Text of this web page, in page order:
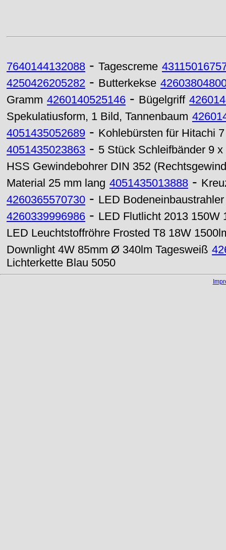
7640144132088 - Tagescreme
4250426205282 - Butterkekse
Gramm 4260140525146 - Bügelgriff
Spekulatiusform, 1 Bild, Tannenbaum
4051435052689 - Kohlebürsten für Hitachi
4051435023863 - 5 Stück Schleifbänder 9
HSS Gewindebohrer DIN 352
Material 25 mm lang 4051435013888 -
4260365570730 - LED
4260339996986 - LED Flutlicht 2013 150W
LED Leuchtstoffröhre Frosted T8 18W
Downlight 4W 85mm Ø 340lm Tagesweiß
Lichterkette Blau 5050